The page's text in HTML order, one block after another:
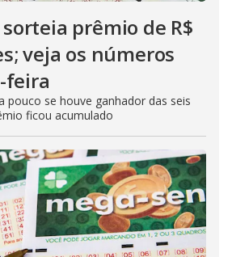
prêmio de R$
veja os números
feira
pouco se houve ganhador das seis
ficou acumulado